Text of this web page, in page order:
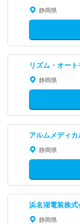
静岡県
リズム・オー
静岡県
アルムメディ
静岡県
浜名湖電装株式
静岡県